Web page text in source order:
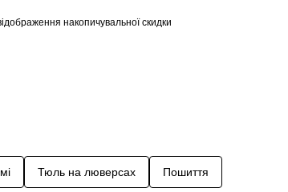
накопичувальної скидки
Тюль на люверсах Пошиття